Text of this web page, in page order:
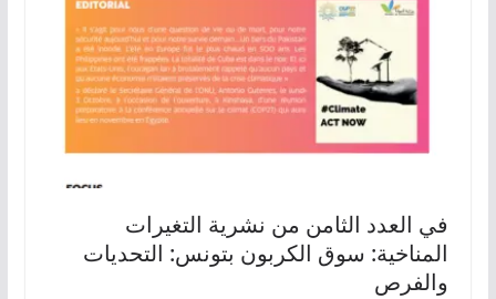
في العدد الثامن من نشرية التغيرات
المناخية: سوق الكربون بتونس: التحديات
والفرص